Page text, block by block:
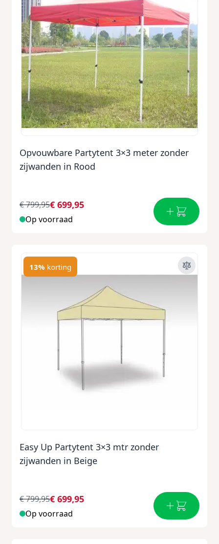
Opvouwbare Partytent 3×3 meter zonder
zijwanden in Rood
€ 699,95
€ 799,95
Op voorraad
13% korting
Easy Up Partytent 3×3 mtr zonder
zijwanden in Beige
€ 699,95
€ 799,95
Op voorraad